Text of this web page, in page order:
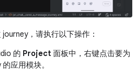
，请执行以下操作：
的 Project 面板中，右键点击要为
应用模块。